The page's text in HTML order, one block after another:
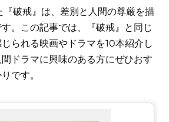
破戒』は、差別と人間の尊厳を描
。この記事では、『破戒』と同じ
られる映画やドラマを10本紹介し
ドラマに興味のある方にぜひおす
です。